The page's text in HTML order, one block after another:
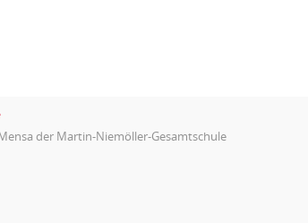
der Martin-Niemöller-Gesamtschule